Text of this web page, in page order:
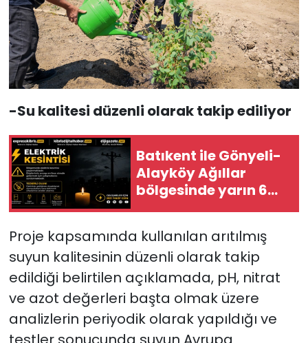
-Su kalitesi düzenli olarak takip ediliyor
Batıkent ile Gönyeli-
Alayköy Ağıllar
bölgesinde yarın 6
saatlik elektrik
Proje kapsamında kullanılan arıtılmış
suyun kalitesinin düzenli olarak takip
edildiği belirtilen açıklamada, pH, nitrat
ve azot değerleri başta olmak üzere
analizlerin periyodik olarak yapıldığı ve